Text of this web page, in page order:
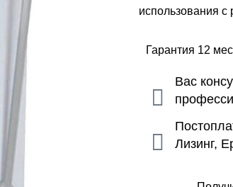
использования
Гарантия 12
Вас
Лизинг,